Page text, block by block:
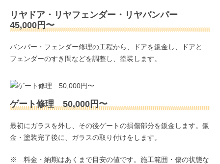
リヤドア・リヤフェンダー・リヤバンパー
45,000円〜
バンパー・フェンダー修理の工程から、ドアを鈑金し、ドアと
フェンダーのすき間などを調整し、塗装します。
ゲート修理 50,000円〜
最初にガラスを外し、その後ゲートの損傷部分を鈑金します。鈑
金・塗装完了後に、ガラスの取り付けをします。
※ 料金・納期はあくまで目安の値です。施工範囲・傷の状態な